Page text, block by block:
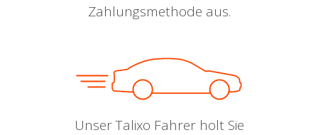
Zahlungsmethode aus.
Unser Talixo Fahrer holt Sie